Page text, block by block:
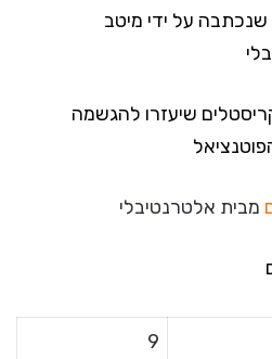
שנכתבה על ידי מיטב
שיעזרו להגשמה
מבית אלטרנטיבלי
9